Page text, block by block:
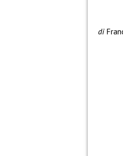
di